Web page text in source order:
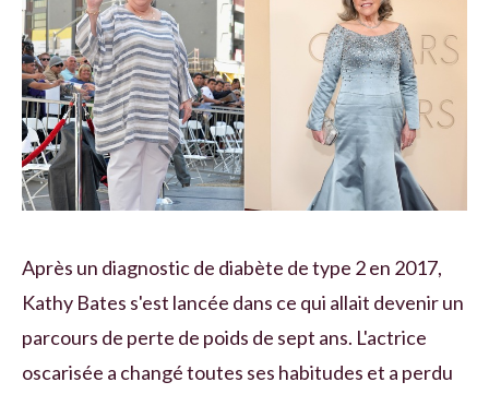
Après un diagnostic de diabète de type 2 en 2017,
Kathy Bates s'est lancée dans ce qui allait devenir un
parcours de perte de poids de sept ans. L'actrice
oscarisée a changé toutes ses habitudes et a perdu